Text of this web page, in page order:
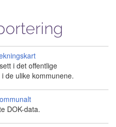
i det offentlige
de ulike kommunene.
DOK-data.